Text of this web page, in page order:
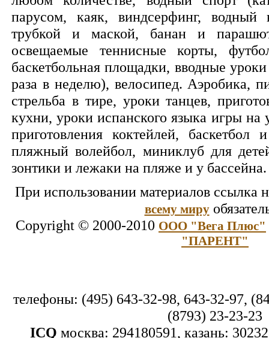
парусом, каяк, виндсерфинг, водный
трубкой и маской, банан и
освещаемые теннисные корты,
баскетбольная площадки, вводные
раза в неделю), велосипед. Аэробика,
стрельба в тире, уроки танцев,
кухни, уроки испанского языка игры на
приготовления коктейлей, баскетбол
пляжный волейбол, миниклуб для
зонтики и лежаки на пляже и у бассейна.
При использовании материалов ссылка
всему миру
Copyright © 2000-2010 ООО "Вега Плюс"
"ПАРЕНТ"
телефоны: (495) 643-32-98, 643-32-97,
(8793) 23-23-23
ICQ москва: 294180591, казань: